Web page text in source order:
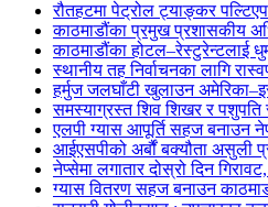
रौतहटमा पेट्रोल ट्याङ्कर
काठमाडौंका प्रमुख प्रशासकीय
काठमाडौंका होटल–रेस्टुरेन्टलाई
स्थानीय तह निर्वाचनका लागि
हर्मुज जलघाँटी खुलाउन
समस्याग्रस्त शिव शिखर र पशुपति
एलपी ग्यास आपूर्ति सहज बनाउन
आईएसपीको अर्बौं बक्यौता असुली
नेप्सेमा लगातार दोस्रो दिन
ग्यास वितरण सहज बनाउन